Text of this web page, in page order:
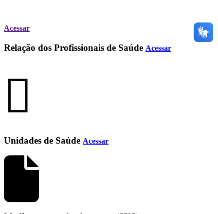
Acessar
Relação dos Profissionais de Saúde Acessar
Unidades de Saúde Acessar